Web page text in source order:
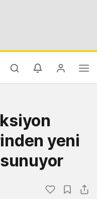
yeni